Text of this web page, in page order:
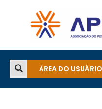
ÁREA DO USUÁRIO